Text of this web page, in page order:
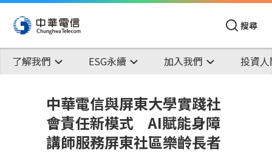
搜尋
了解我們 ESG永續 加入我們 投資
中華電信與屏東大學實踐社
會責任新模式 AI賦能身障
講師服務屏東社區樂齡長者